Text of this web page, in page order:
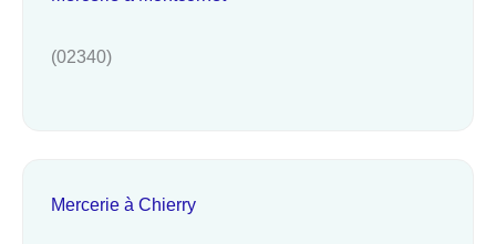
(02340)
Mercerie à Chierry